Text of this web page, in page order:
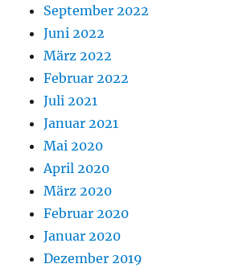
September 2022
Juni 2022
März 2022
Februar 2022
Juli 2021
Januar 2021
Mai 2020
April 2020
März 2020
Februar 2020
Januar 2020
Dezember 2019